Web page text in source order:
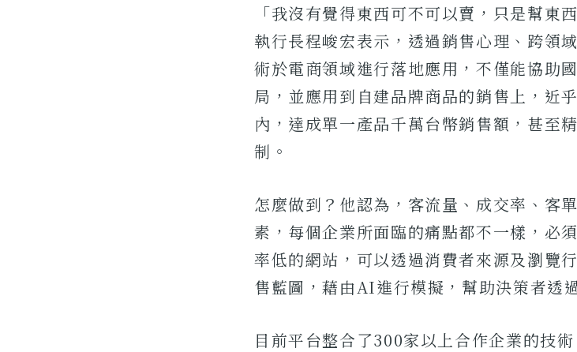
「我沒有覺得東西可不可以賣，只是幫東
執行長程峻宏表示，透過銷售心理、跨領
術於電商領域進行落地應用，不僅能協助
局，並應用到自建品牌商品的銷售上，近
內，達成單一產品千萬台幣銷售額，甚至
制。
怎麼做到？他認為，客流量、成交率、客
素，每個企業所面臨的痛點都不一樣，必
率低的網站，可以透過消費者來源及瀏覽
售藍圖，藉由AI進行模擬，幫助決策者透
目前平台整合了300家以上合作企業的技